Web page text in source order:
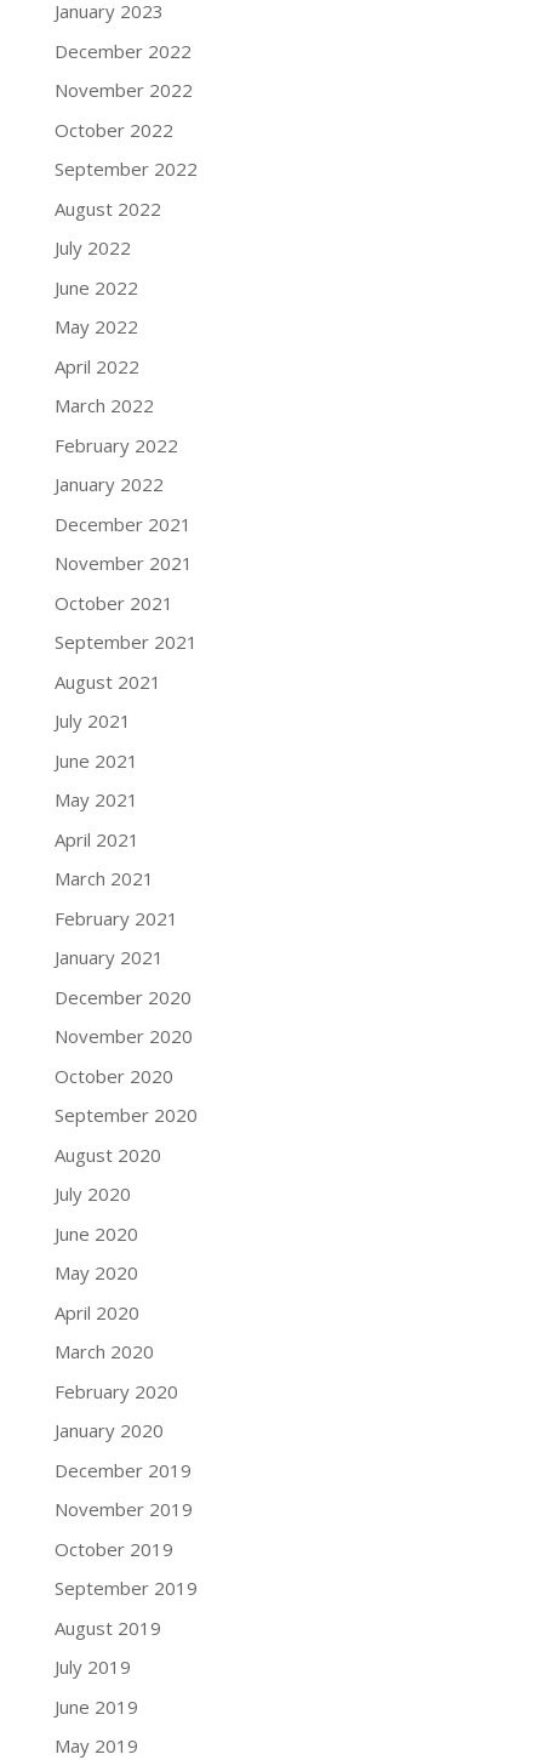
January 2023
December 2022
November 2022
October 2022
September 2022
August 2022
July 2022
June 2022
May 2022
April 2022
March 2022
February 2022
January 2022
December 2021
November 2021
October 2021
September 2021
August 2021
July 2021
June 2021
May 2021
April 2021
March 2021
February 2021
January 2021
December 2020
November 2020
October 2020
September 2020
August 2020
July 2020
June 2020
May 2020
April 2020
March 2020
February 2020
January 2020
December 2019
November 2019
October 2019
September 2019
August 2019
July 2019
June 2019
May 2019